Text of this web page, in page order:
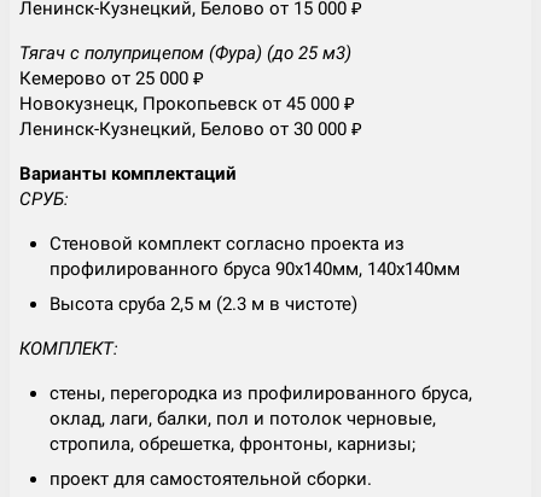
Ленинск-Кузнецкий, Белово от 15 000 ₽
Тягач с полуприцепом (Фура) (до 25 м3)
Кемерово от 25 000 ₽
Новокузнецк, Прокопьевск от 45 000 ₽
Ленинск-Кузнецкий, Белово от 30 000 ₽
Варианты комплектаций
СРУБ:
Стеновой комплект согласно проекта из
профилированного бруса 90х140мм, 140х140мм
Высота сруба 2,5 м (2.3 м в чистоте)
КОМПЛЕКТ:
стены, перегородка из профилированного бруса,
оклад, лаги, балки, пол и потолок черновые,
стропила, обрешетка, фронтоны, карнизы;
проект для самостоятельной сборки.